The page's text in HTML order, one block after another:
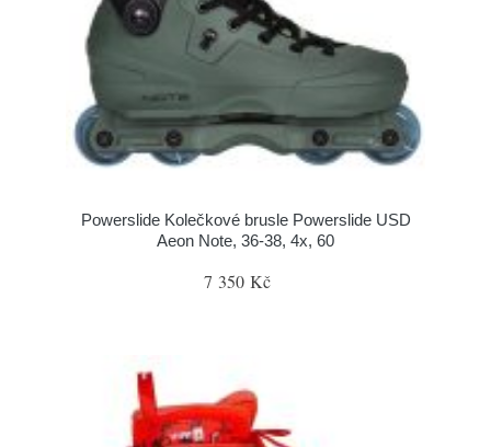
Powerslide Kolečkové brusle Powerslide USD
Aeon Note, 36-38, 4x, 60
7 350 Kč